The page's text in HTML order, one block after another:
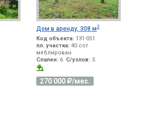
Дом в аренду, 308 м2
Код объекта: 131-051
пл. участка: 40 сот
меблирован
Спален: 6. С/узлов: 3.
270 000 /мес.